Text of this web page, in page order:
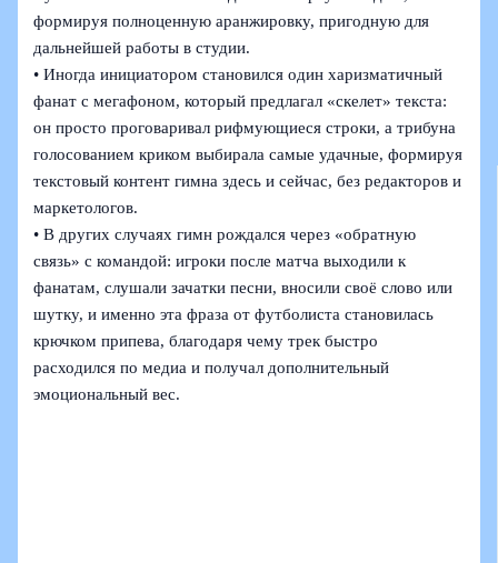
формируя полноценную аранжировку, пригодную для
дальнейшей работы в студии.
• Иногда инициатором становился один харизматичный
фанат с мегафоном, который предлагал «скелет» текста:
он просто проговаривал рифмующиеся строки, а трибуна
голосованием криком выбирала самые удачные, формируя
текстовый контент гимна здесь и сейчас, без редакторов и
маркетологов.
• В других случаях гимн рождался через «обратную
связь» с командой: игроки после матча выходили к
фанатам, слушали зачатки песни, вносили своё слово или
шутку, и именно эта фраза от футболиста становилась
крючком припева, благодаря чему трек быстро
расходился по медиа и получал дополнительный
эмоциональный вес.